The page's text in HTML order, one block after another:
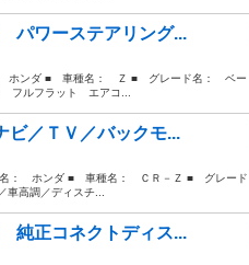
ワーステアリング...
ホンダ ■ 車種名： Ｚ ■ グレード名： ベー
フルフラット エアコ...
／ＴＶ／バックモ...
： ホンダ ■ 車種名： ＣＲ－Ｚ ■ グレード
高調／ディスチ...
純正コネクトディス...